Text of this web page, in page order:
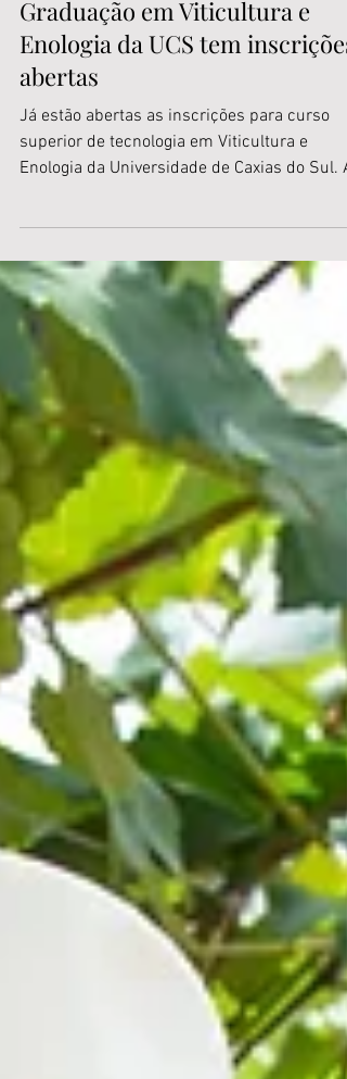
Graduação em Viticultura e
Enologia da UCS tem inscrições
abertas
Já estão abertas as inscrições para curso
superior de tecnologia em Viticultura e
aulas iniciam em fevereiro e se estendem
três anos, disponibilizando ingresso anual
para novos alunos. O curso é presencial e os
encontros ocorrem de segunda a quinta-
nos turnos da tarde e noite, distribuídas
a Escola de Gastronomia, em Flores da
e o Campus-Sede da UCS, em Caxias do Sul,
de acordo com a necessidade da discipli